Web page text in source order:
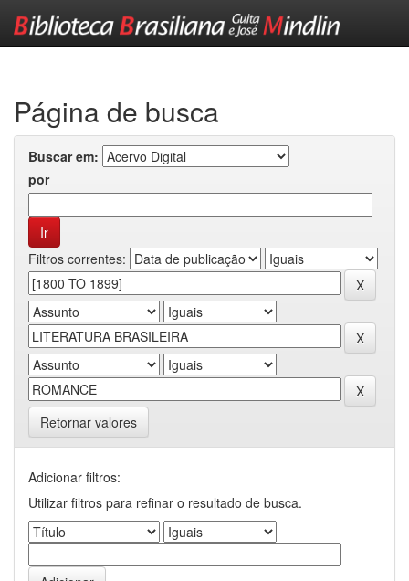
Página de busca
Buscar em:
por
Filtros correntes:
Retornar valores
Adicionar filtros:
Utilizar filtros para refinar o resultado de busca.